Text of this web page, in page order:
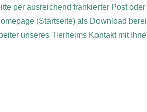
per ausreichend frankierter Post
(Startseite) als Download
unseres Tierheims Kontakt mit